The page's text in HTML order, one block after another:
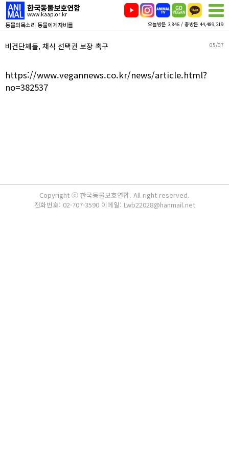
한국동물보호연합
www.kaap.or.kr
동물의목소리 동물에게자비를 오늘방문 3,846 / 총방문 44,489,219
비건단체들, 채식 선택권 보장 촉구 05/07
https://www.vegannews.co.kr/news/article.html?
no=382537
Copyright ⓒ 한국동물보호연합. All right reserved.
전화번호: 02-707-3590 이메일: Lwb22028@hanmail.net